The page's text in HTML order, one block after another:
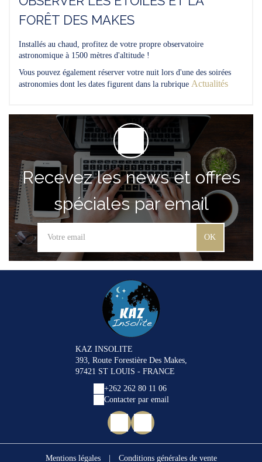
FORÊT DES MAKES
Installés au chaud, profitez de votre propre observatoire
astronomique à 1500 mètres d'altitude !
Vous pouvez également réserver votre nuit lors d'une des soirées
astronomies dont les dates figurent dans la rubrique Actualités
Recevez les news et offres
spéciales par email
OK
KAZ INSOLITE
393, Route Forestière Des Makes,
97421 ST LOUIS - FRANCE
+262 262 80 11 06
Contacter par email
Mentions légales Conditions générales de vente